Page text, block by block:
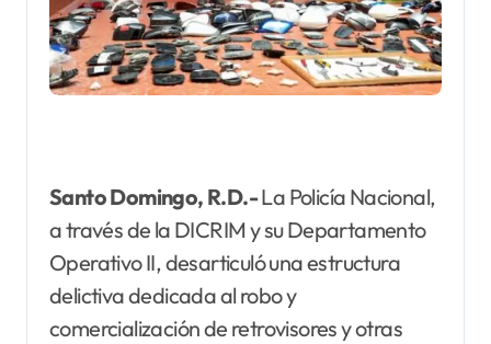
Santo Domingo, R.D.-La Policía Nacional,
a través de la DICRIM y su Departamento
Operativo II, desarticuló una estructura
delictiva dedicada al robo y
comercialización de retrovisores y otras